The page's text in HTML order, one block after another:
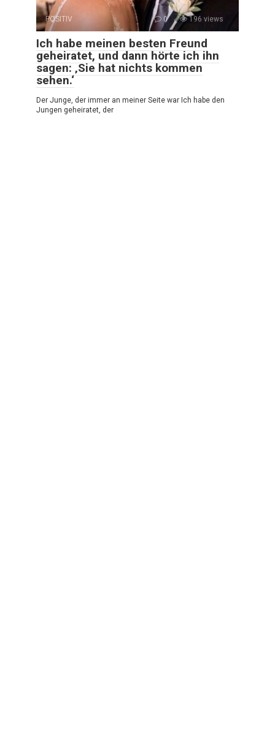
POSITIV 0 196 views
Ich habe meinen besten Freund
geheiratet, und dann hörte ich ihn
sagen: ‚Sie hat nichts kommen
sehen.‘
Der Junge, der immer an meiner Seite war Ich habe den
Jungen geheiratet, der